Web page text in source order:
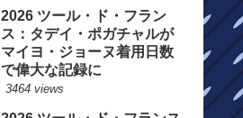
2026 ツール・ド・フラン
ス：タデイ・ポガチャルが
マイヨ・ジョーヌ着用日数
で偉大な記録に
3464 views